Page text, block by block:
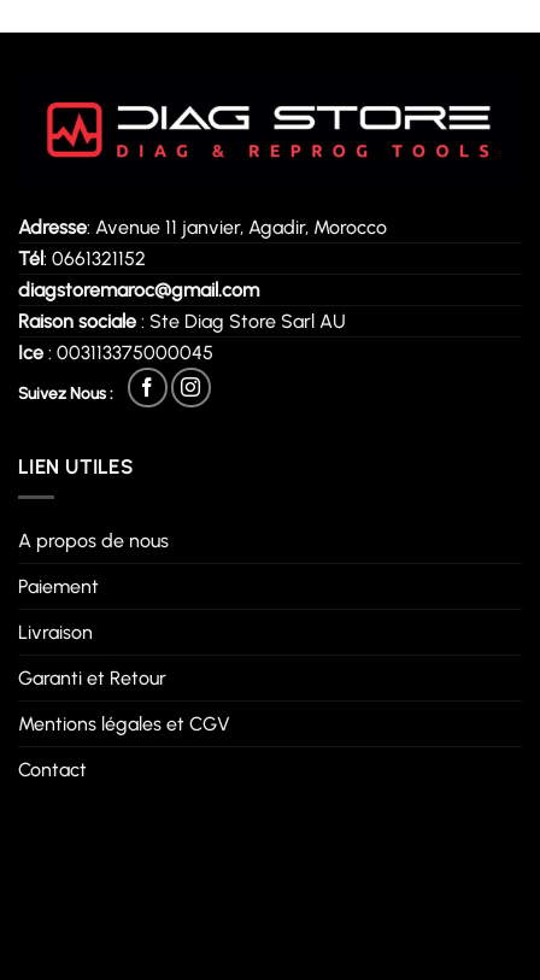
Adresse: Avenue 11 janvier, Agadir, Morocco
Tél: 0661321152
diagstoremaroc@gmail.com
Raison sociale : Ste Diag Store Sarl AU
Ice : 003113375000045
Suivez Nous :
LIEN UTILES
A propos de nous
Paiement
Livraison
Garanti et Retour
Mentions légales et CGV
Contact